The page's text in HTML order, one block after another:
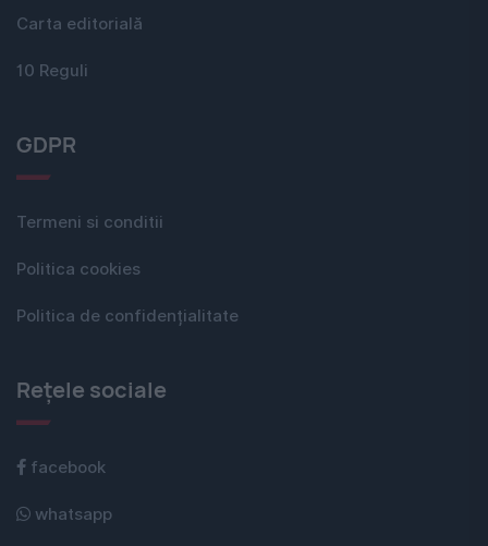
Carta editorială
10 Reguli
GDPR
Termeni si conditii
Politica cookies
Politica de confidențialitate
Rețele sociale
facebook
whatsapp